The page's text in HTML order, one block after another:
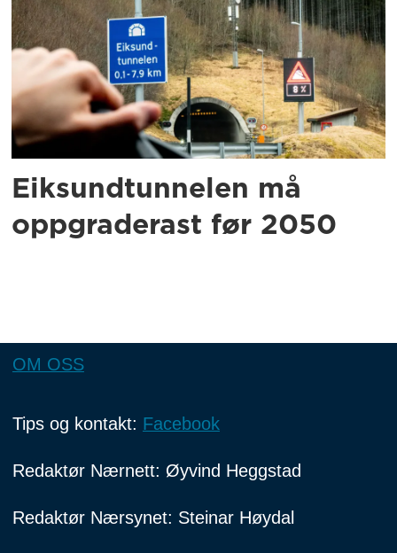
Eiksundtunnelen må
oppgraderast før 2050
OM OSS
Tips og kontakt: Facebook
Redaktør Nærnett: Øyvind Heggstad
Redaktør Nærsynet: Steinar Høydal